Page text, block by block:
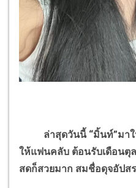
ล่าสุดวันนี้ “มิ้นท์”มาใ
ให้แฟนคลับ ต้อนรับเดือนตุ
สดก็สวยมาก สมชื่อดุจอัปส